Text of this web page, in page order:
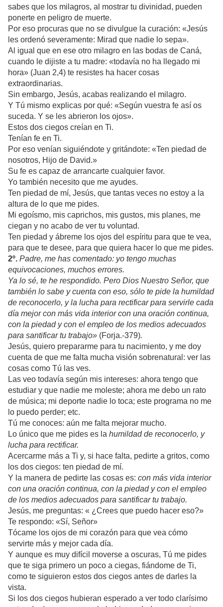
sabes que los milagros, al mostrar tu divinidad, pueden
ponerte en peligro de muerte.
Por eso procuras que no se divulgue la curación: «Jesús
les ordenó severamente: Mirad que nadie lo sepa».
Al igual que en ese otro milagro en las bodas de Caná,
cuando le dijiste a tu madre: «todavía no ha llegado mi
hora» (Juan 2,4) te resistes ha hacer cosas
extraordinarias.
Sin embargo, Jesús, acabas realizando el milagro.
Y Tú mismo explicas por qué: «Según vuestra fe así os
suceda. Y se les abrieron los ojos».
Estos dos ciegos creían en Ti.
Tenían fe en Ti.
Por eso venían siguiéndote y gritándote: «Ten piedad de
nosotros, Hijo de David.»
Su fe es capaz de arrancarte cualquier favor.
Yo también necesito que me ayudes.
Ten piedad de mí, Jesús, que tantas veces no estoy a la
altura de lo que me pides.
Mi egoísmo, mis caprichos, mis gustos, mis planes, me
ciegan y no acabo de ver tu voluntad.
Ten piedad y ábreme los ojos del espíritu para que te vea,
para que te desee, para que quiera hacer lo que me pides.
2º. Padre, me has comentado: yo tengo muchas
equivocaciones, muchos errores.
Ya lo sé, te he respondido. Pero Dios Nuestro Señor, que
también lo sabe y cuenta con eso, sólo te pide la humildad
de reconocerlo, y la lucha para rectificar para servirle cada
día mejor con más vida interior con una oración continua,
con la piedad y con el empleo de los medios adecuados
para santificar tu trabajo» (Forja.-379).
Jesús, quiero prepararme para tu nacimiento, y me doy
cuenta de que me falta mucha visión sobrenatural: ver las
cosas como Tú las ves.
Las veo todavía según mis intereses: ahora tengo que
estudiar y que nadie me moleste; ahora me debo un rato
de música; mi deporte nadie lo toca; este programa no me
lo puedo perder; etc.
Tú me conoces: aún me falta mejorar mucho.
Lo único que me pides es la humildad de reconocerlo, y
lucha para rectificar.
Acercarme más a Ti y, si hace falta, pedirte a gritos, como
los dos ciegos: ten piedad de mí.
Y la manera de pedirte las cosas es: con más vida interior
con una oración continua, con la piedad y con el empleo
de los medios adecuados para santificar tu trabajo.
Jesús, me preguntas: « ¿Crees que puedo hacer eso?»
Te respondo: «Sí, Señor»
Tócame los ojos de mi corazón para que vea cómo
servirte más y mejor cada día.
Y aunque es muy difícil moverse a oscuras, Tú me pides
que te siga primero un poco a ciegas, fiándome de Ti,
como te siguieron estos dos ciegos antes de darles la
vista.
Si los dos ciegos hubieran esperado a ver todo clarísimo